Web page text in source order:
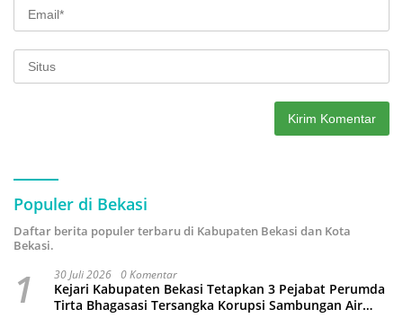
Populer di Bekasi
Daftar berita populer terbaru di Kabupaten Bekasi dan Kota
Bekasi.
1 30 Juli 2026 0 Komentar
Kejari Kabupaten Bekasi Tetapkan 3 Pejabat Perumda
Tirta Bhagasasi Tersangka Korupsi Sambungan Air